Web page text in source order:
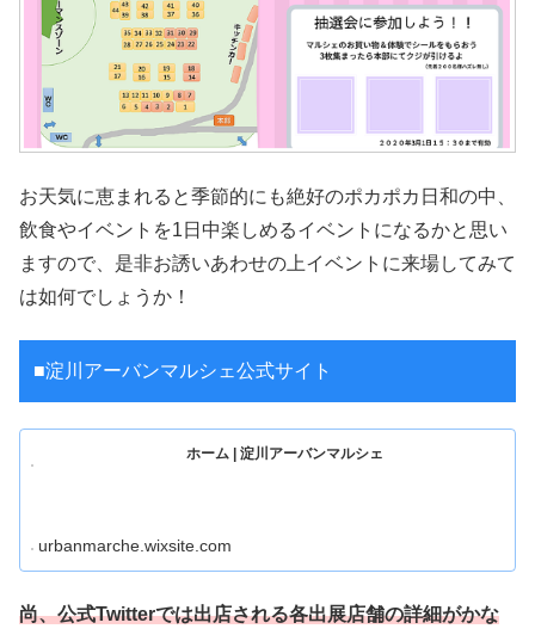
お天気に恵まれると季節的にも絶好のポカポカ日和の中、
飲食やイベントを1日中楽しめるイベントになるかと思い
ますので、是非お誘いあわせの上イベントに来場してみて
は如何でしょうか！
■淀川アーバンマルシェ公式サイト
ホーム | 淀川アーバンマルシェ
urbanmarche.wixsite.com
尚、公式Twitterでは出店される各出展店舗の詳細がかな